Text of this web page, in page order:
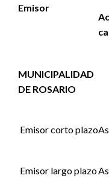
Emisor
MUNICIPALIDAD
DE ROSARIO
Emisor corto plazo
Emisor largo plazo